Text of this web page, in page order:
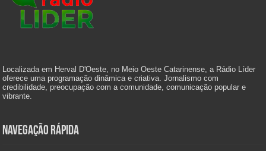
Localizada em Herval D'Oeste, no Meio Oeste Catarinense, a Rádio Líder
oferece uma programação dinâmica e criativa. Jornalismo com
credibilidade, preocupação com a comunidade, comunicação popular e
vibrante.
Navegação Rápida